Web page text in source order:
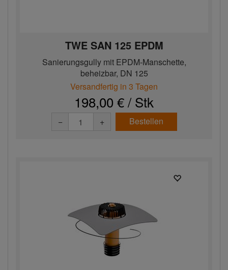
TWE SAN 125 EPDM
Sanierungsgully mit EPDM-Manschette,
beheizbar, DN 125
Versandfertig in 3 Tagen
198,00 € / Stk
− + Bestellen